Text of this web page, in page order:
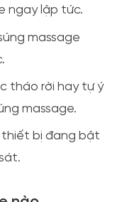
ngay lập tức.
massage
tháo rời hay tự ý
massage.
thiết bị đang bật